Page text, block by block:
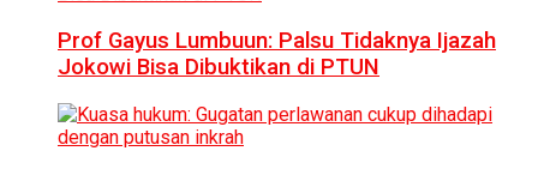
Prof Gayus Lumbuun: Palsu Tidaknya Ijazah
Jokowi Bisa Dibuktikan di PTUN